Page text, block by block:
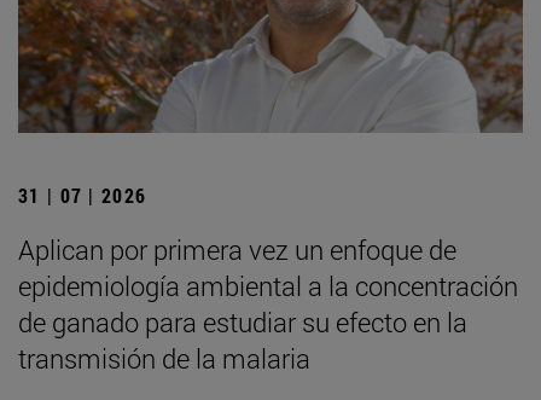
31 | 07 | 2026
Aplican por primera vez un enfoque de
epidemiología ambiental a la concentración
de ganado para estudiar su efecto en la
transmisión de la malaria